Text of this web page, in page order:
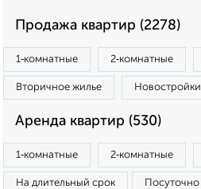
Продажа квартир (2278)
1‑комнатные 2‑комнатные
Вторичное жилье Новостройки
Аренда квартир (530)
1‑комнатные 2‑комнатные
На длительный срок Посуточно